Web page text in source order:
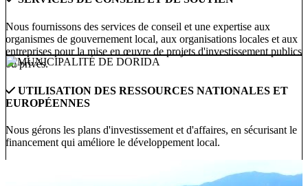
Nous fournissons des services de conseil et une expertise aux
organismes de gouvernement local, aux organisations locales et aux
entreprises pour la mise en œuvre de projets d'investissement publics
ou privés.
UTILISATION DES RESSOURCES NATIONALES ET
EUROPÉENNES
Nous gérons les plans d'investissement et d'affaires, en sécurisant le
financement qui améliore le développement local.